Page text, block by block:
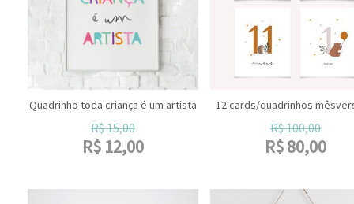
Quadrinho toda criança é um artista
R$15,00
R$ 12,00
12 cards/quadrinhos
R$100,00
R$80,00